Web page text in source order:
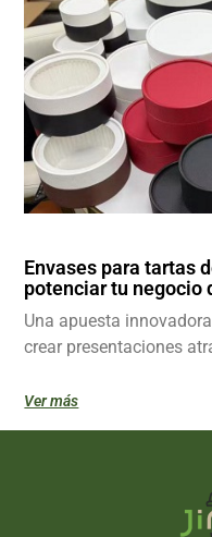
Envases para tartas
potenciar tu negocio
Una apuesta
crear presentaciones
Ver más